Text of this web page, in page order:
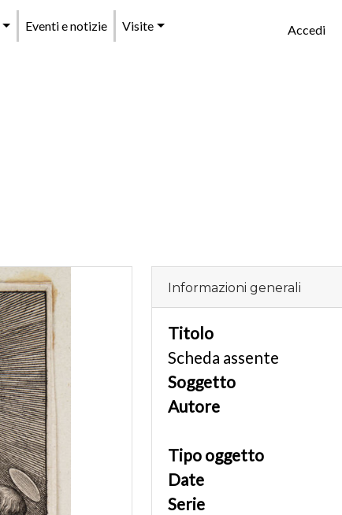
Eventi e notizie Visite
User
Accedi
Informazioni generali
Titolo
Scheda assente
Soggetto
Autore
Tipo oggetto
Date
Serie